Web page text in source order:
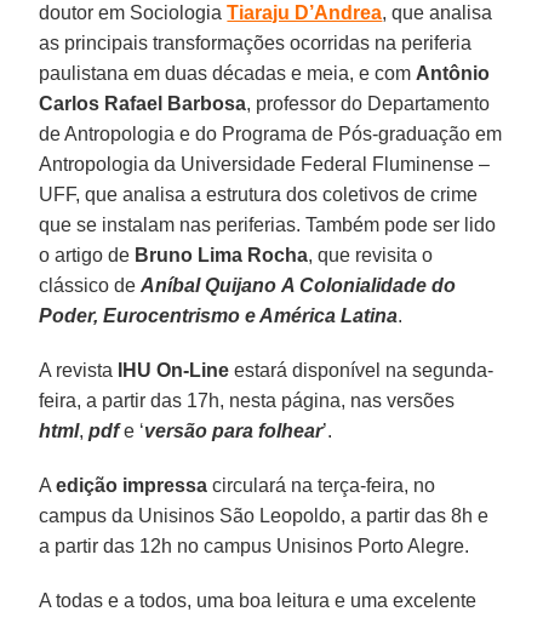
doutor em SociologiaTiaraju D’Andrea, que analisa
as principais transformações ocorridas na periferia
paulistana em duas décadas e meia, e com Antônio
Carlos Rafael Barbosa, professor do Departamento
de Antropologia e do Programa de Pós-graduação em
Antropologia da Universidade Federal Fluminense –
UFF, que analisa a estrutura dos coletivos de crime
que se instalam nas periferias. Também pode ser lido
o artigo de Bruno Lima Rocha, que revisita o
clássico deAníbal Quijano A Colonialidade do
Poder, Eurocentrismo e América Latina.
A revista IHU On-Line estará disponível na segunda-
feira, a partir das 17h, nesta página, nas versões
html,pdf e ‘versão para folhear’.
Aedição impressa circulará na terça-feira, no
campus da Unisinos São Leopoldo, a partir das 8h e
a partir das 12h no campus Unisinos Porto Alegre.
A todas e a todos, uma boa leitura e uma excelente